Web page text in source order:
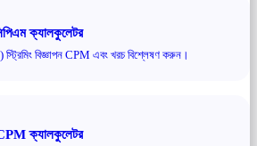
ক্যালকুলেটর
বিজ্ঞাপন CPM এবং খরচ বিশ্লেষণ করুন।
CPM ক্যালকুলেটর